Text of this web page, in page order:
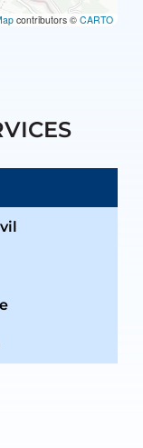
contributors © CARTO